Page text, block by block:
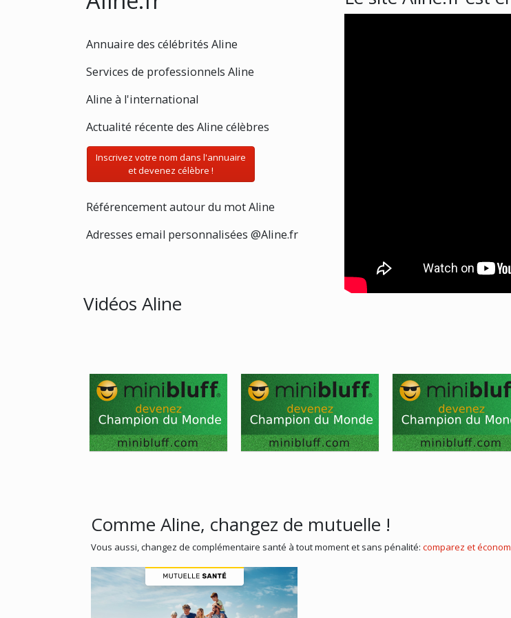
Annuaire des célébrités Aline
Services de professionnels Aline
Aline à l'international
Actualité récente des Aline célèbres
Inscrivez votre nom dans l'annuaire
et devenez célèbre !
Référencement autour du mot Aline
Adresses email personnalisées @Aline.fr
Vidéos Aline
Comme Aline, changez de mutuelle !
Vous aussi, changez de complémentaire santé à tout moment et sans pénalité: comparez et